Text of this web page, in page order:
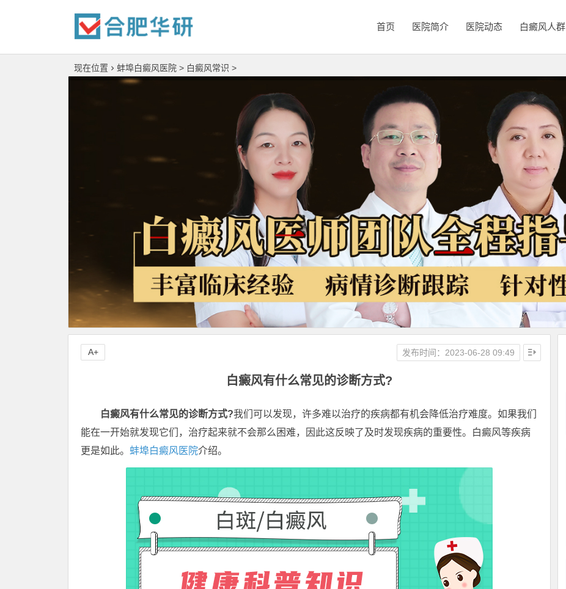
首页 医院简介 医院动态 白癜风人群
现在位置 蚌埠白癜风医院 > 白癜风常识 >
白癜风有什么常见的诊断方式?
发布时间：2023-06-28 09:49
A+
白癜风有什么常见的诊断方式?我们可以发现，许多难以治疗的疾病都有机会降低治疗难度。如果我们
能在一开始就发现它们，治疗起来就不会那么困难，因此这反映了及时发现疾病的重要性。白癜风等疾病
更是如此。 蚌埠白癜风医院介绍。